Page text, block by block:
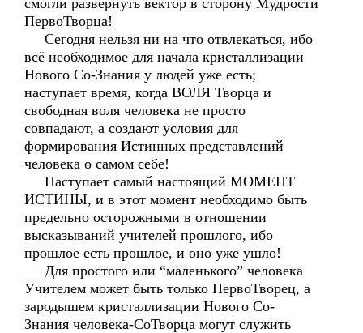
смогли развернуть вектор в сторону Мудрости
ПервоТворца!
Сегодня нельзя ни на что отвлекаться, ибо
всё необходимое для начала кристаллизации
Нового Со-Знания у людей уже есть;
наступает время, когда ВОЛЯ Творца и
свободная воля человека не просто
совпадают, а создают условия для
формирования Истинных представлений
человека о самом себе!
Наступает самый настоящий МОМЕНТ
ИСТИНЫ, и в этот момент необходимо быть
предельно осторожными в отношении
высказываний учителей прошлого, ибо
прошлое есть прошлое, и оно уже ушло!
Для простого или “маленького” человека
Учителем может быть только ПервоТворец, а
зародышем кристаллизации Нового Со-
Знания человека-СоТворца могут служить